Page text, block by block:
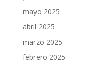
mayo 2025
abril 2025
marzo 2025
febrero 2025